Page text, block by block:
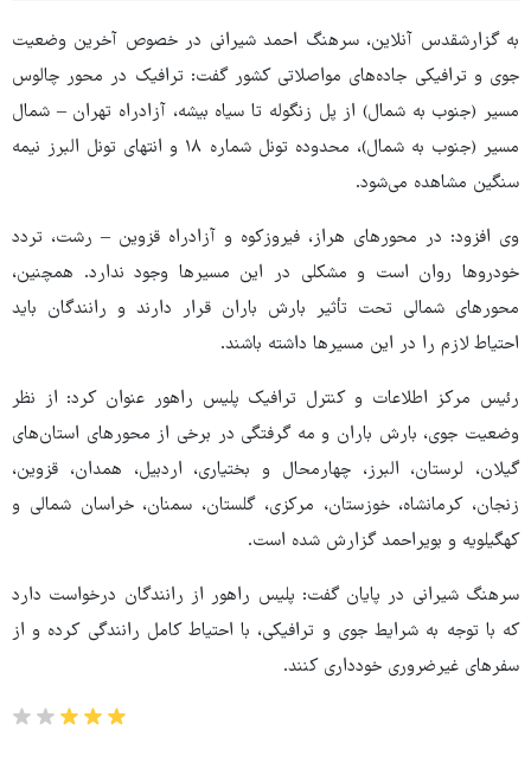
به گزارشقدس آنلاین، سرهنگ احمد شیرانی در خصوص آخرین وضعیت
جوی و ترافیکی جاده‌های مواصلاتی کشور گفت: ترافیک در محور چالوس
مسیر (جنوب به شمال) از پل زنگوله تا سیاه بیشه، آزادراه تهران – شمال
مسیر (جنوب به شمال)، محدوده تونل شماره ۱۸ و انتهای تونل البرز نیمه
سنگین مشاهده می‌شود.
وی افزود: در محورهای هراز، فیروزکوه و آزادراه قزوین – رشت، تردد
خودروها روان است و مشکلی در این مسیرها وجود ندارد. همچنین،
محورهای شمالی تحت تأثیر بارش باران قرار دارند و رانندگان باید
احتیاط لازم را در این مسیرها داشته باشند.
رئیس مرکز اطلاعات و کنترل ترافیک پلیس راهور عنوان کرد: از نظر
وضعیت جوی، بارش باران و مه گرفتگی در برخی از محورهای استان‌های
گیلان، لرستان، البرز، چهارمحال و بختیاری، اردبیل، همدان، قزوین،
زنجان، کرمانشاه، خوزستان، مرکزی، گلستان، سمنان، خراسان شمالی و
کهگیلویه و بویراحمد گزارش شده است.
سرهنگ شیرانی در پایان گفت: پلیس راهور از رانندگان درخواست دارد
که با توجه به شرایط جوی و ترافیکی، با احتیاط کامل رانندگی کرده و از
سفرهای غیرضروری خودداری کنند.